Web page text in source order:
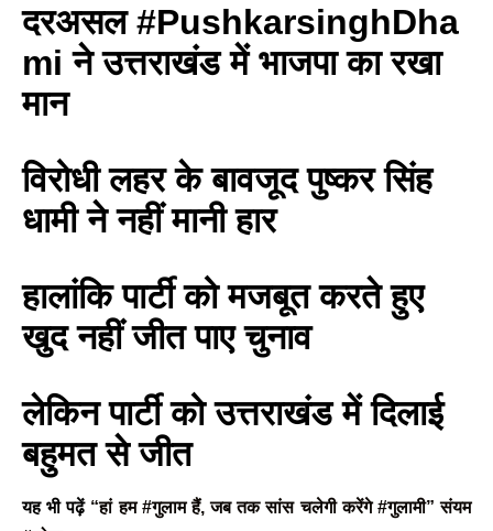
दरअसल #PushkarsinghDha
mi ने उत्तराखंड में भाजपा का रखा
मान
विरोधी लहर के बावजूद पुष्कर सिंह
धामी ने नहीं मानी हार
हालांकि पार्टी को मजबूत करते हुए
खुद नहीं जीत पाए चुनाव
लेकिन पार्टी को उत्तराखंड में दिलाई
बहुमत से जीत
यह भी पढ़ें “हां हम #गुलाम हैं, जब तक सांस चलेगी करेंगे #गुलामी” संयम